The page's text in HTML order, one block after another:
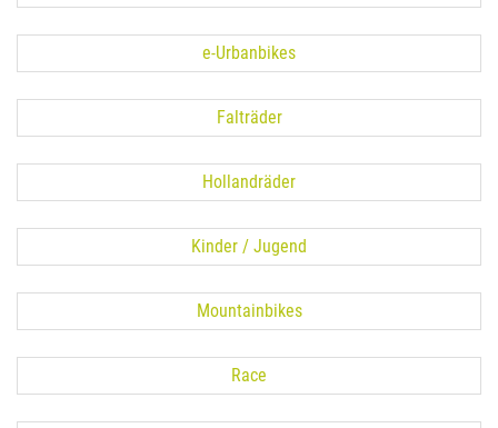
e-Urbanbikes
Falträder
Hollandräder
Kinder / Jugend
Mountainbikes
Race